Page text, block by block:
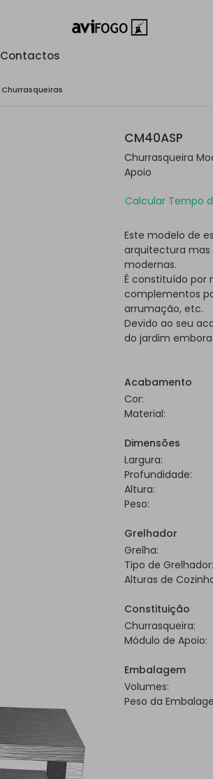
Contactos
Churrasqueiras
CM40ASP
Churrasqueira
Apoio
Calcular Tempo
Este modelo de
arquitectura mas
modernas.
É constituído por
complementos
arrumação, etc.
Devido ao seu
do jardim
Acabamento
Cor:
Material:
Dimensões
Largura:
Profundidade:
Altura:
Peso:
Grelhador
Grelha:
Tipo de Grelhador:
Alturas de
Constituição
Churrasqueira:
Módulo de Apoio:
Embalagem
Volumes:
Peso da